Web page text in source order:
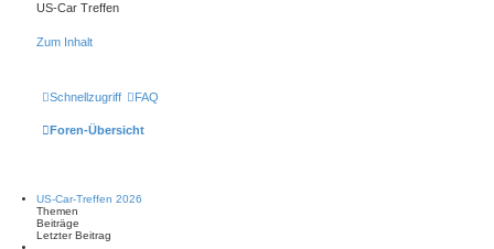
US-Car Treffen
Zum Inhalt
Schnellzugriff FAQ
Foren-Übersicht
US-Car-Treffen 2026
Themen
Beiträge
Letzter Beitrag